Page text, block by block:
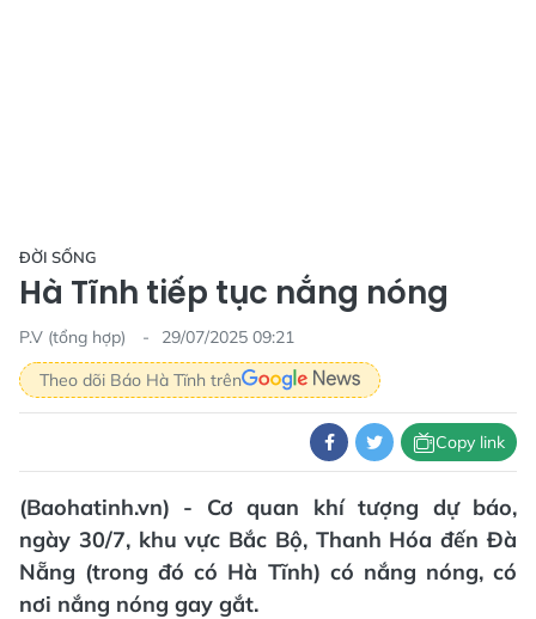
ĐỜI SỐNG
Hà Tĩnh tiếp tục nắng nóng
P.V (tổng hợp)
29/07/2025 09:21
Theo dõi Báo Hà Tĩnh trên
Copy link
(Baohatinh.vn) - Cơ quan khí tượng dự báo,
ngày 30/7, khu vực Bắc Bộ, Thanh Hóa đến Đà
Nẵng (trong đó có Hà Tĩnh) có nắng nóng, có
nơi nắng nóng gay gắt.